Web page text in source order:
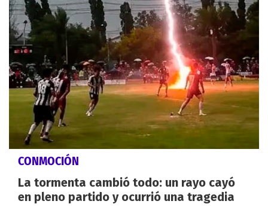
CONMOCIÓN
La tormenta cambió todo: un rayo cayó
en pleno partido y ocurrió una tragedia